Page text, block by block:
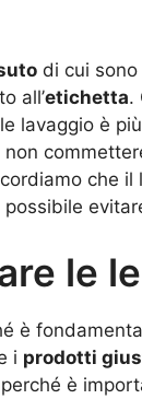
di cui
all’etichetta.
lavaggio è
che il
le
è
i prodotti
è